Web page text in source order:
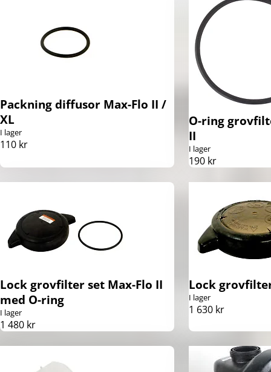
Packning diffusor Max-Flo II /
XL
I lager
110 kr
O-ring
II
I lager
190 kr
Lock grovfilter set Max-Flo II
med O-ring
I lager
1 480 kr
Lock
I lager
1 630 kr